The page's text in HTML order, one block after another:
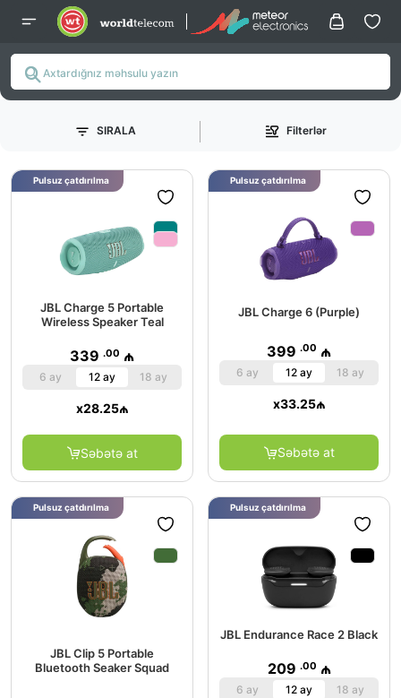
SIRALA Filterlər
JBL Charge 5 Portable
Wireless Speaker Teal
339 .00 ₼
6 ay 12 ay 18 ay
x28.25₼
Səbətə at
Pulsuz çatdırılma
JBL Charge 6 (Purple)
399 .00 ₼
6 ay 12 ay 18 ay
x33.25₼
Səbətə at
Pulsuz çatdırılma
JBL Clip 5 Portable
Bluetooth Seaker Squad
Pulsuz çatdırılma
JBL Endurance Race 2 Black
209 .00 ₼
6 ay 12 ay 18 ay
Pulsuz çatdırılma